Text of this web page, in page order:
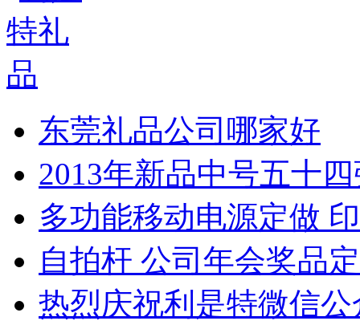
东莞礼品公司哪家好
2013年新品中号五十
多功能移动电源定做
自拍杆 公司年会奖品
热烈庆祝利是特微信